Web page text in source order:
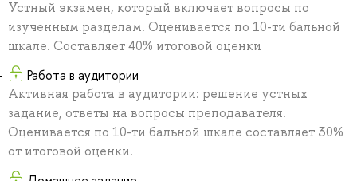
Устный экзамен, который включает вопросы по
изученным разделам. Оценивается по 10-ти бальной
шкале. Составляет 40% итоговой оценки
Работа в аудитории
Активная работа в аудитории: решение устных
задание, ответы на вопросы преподавателя.
Оценивается по 10-ти бальной шкале составляет 30%
от итоговой оценки.